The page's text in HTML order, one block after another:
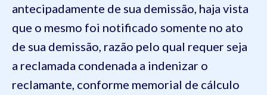
antecipadamente de sua demissão, haja vista
que o mesmo foi notificado somente no ato
de sua demissão, razão pelo qual requer seja
a reclamada condenada a indenizar o
reclamante, conforme memorial de cálculo